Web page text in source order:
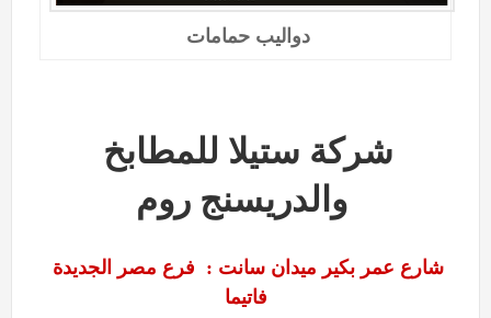
شركة ستيلا للمطابخ
والدريسنج روم
فرع مصر الجديدة : شارع عمر بكير ميدان سانت
فاتيما